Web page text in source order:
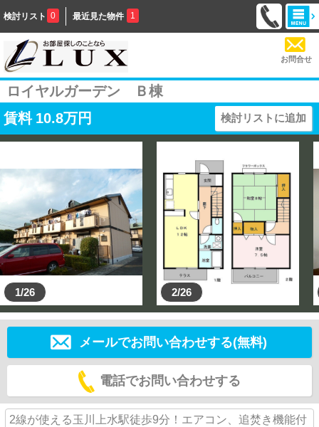
検討リスト 0 最近見た物件 1
お問合せ
ロイヤルガーデン Ｂ棟
賃料 10.8万円 検討リストに追加
1/26 2/26
メールでお問い合わせする(無料)
電話でお問い合わせする
2線が使える玉川上水駅徒歩9分！エアコン、追焚き機能付